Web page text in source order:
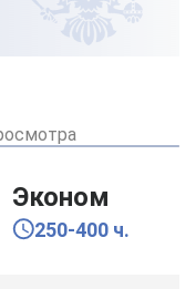
Эконом
250-400 ч.